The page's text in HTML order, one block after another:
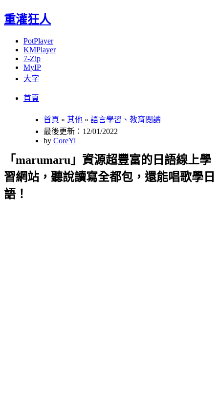
重灌狂人
PotPlayer
KMPlayer
7-Zip
MyIP
大字
首頁
首頁 » 其他 » 語言學習、教育閱讀
最後更新：12/01/2022
by CoreYi
「marumaru」資源超豐富的日語線上學
習網站，聽說讀寫全都包，還能唱歌學日
語！